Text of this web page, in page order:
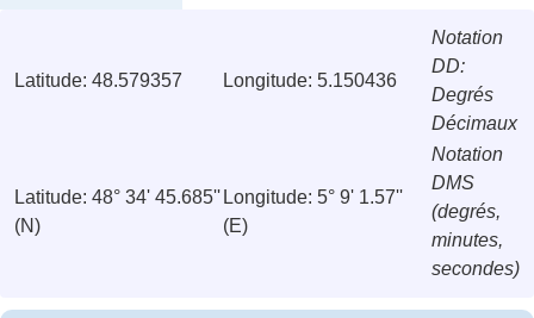
Latitude: 48.579357 Longitude: 5.150436
Notation
DD:
Degrés
Décimaux
Latitude: 48° 34' 45.685''
(N)
Longitude: 5° 9' 1.57''
(E)
Notation
DMS
(degrés,
minutes,
secondes)